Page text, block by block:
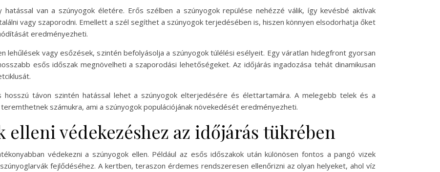
van a szúnyogok életére. Erős szélben a szúnyogok repülése nehézzé válik, így kevésbé aktívak
vagy szaporodni. Emellett a szél segíthet a szúnyogok terjedésében is, hiszen könnyen elsodorhatja őket
eredményezheti.
lehűlések vagy esőzések, szintén befolyásolja a szúnyogok túlélési esélyeit. Egy váratlan hidegfront gyorsan
esős időszak megnövelheti a szaporodási lehetőségeket. Az időjárás ingadozása tehát dinamikusan
hosszú távon szintén hatással lehet a szúnyogok elterjedésére és élettartamára. A melegebb telek és a
számukra, ami a szúnyogok populációjának növekedését eredményezheti.
elleni védekezéshez az időjárás tükrében
védekezni a szúnyogok ellen. Például az esős időszakok után különösen fontos a pangó vizek
fejlődéséhez. A kertben, teraszon érdemes rendszeresen ellenőrizni az olyan helyeket, ahol víz